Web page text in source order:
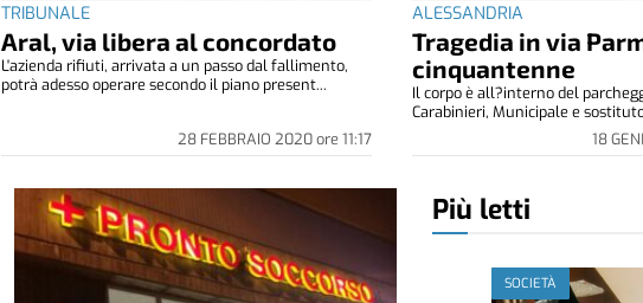
TRIBUNALE
Aral, via libera al concordato
28 FEBBRAIO 2020ore 11:17
L'azienda rifiuti, arrivata a un passo dal fallimento,
potrà adesso operare secondo il piano present...
ALESSANDRIA
Tragedia in via
cinquantenne
18
Il corpo è all?interno del
Carabinieri, Municipale e
Più letti
SOCIETÀ